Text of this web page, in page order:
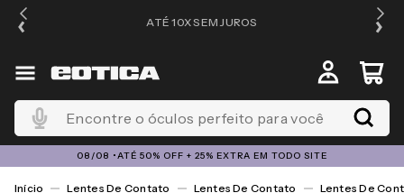
ATÉ 10X SEM JUROS
Encontre o óculos perfeito para você
08/08 •ATÉ 50% OFF + 25% EXTRA EM TODO SITE
Lentes De Contato Lentes De Contato Lentes De